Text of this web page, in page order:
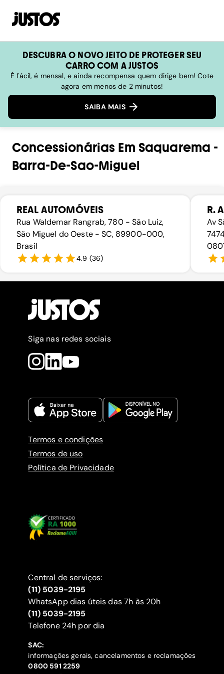
DESCUBRA O NOVO JEITO DE PROTEGER SEU
CARRO COM A JUSTOS
É fácil, é mensal, e ainda recompensa quem dirige bem! Cote
agora em menos de 2 minutos!
SAIBA MAIS
Concessionárias Em Saquarema -
Barra-De-Sao-Miguel
REAL AUTOMÓVEIS
Rua Waldemar Rangrab, 780 - São Luiz,
São Miguel do Oeste - SC, 89900-000,
Brasil
4.9 (36)
R.
Av
Siga nas redes sociais
Termos e condições
Termos de uso
Política de Privacidade
Central de serviços:
(11) 5039-2195
WhatsApp dias úteis das 7h às 20h
(11) 5039-2195
‍Telefone 24h por dia
SAC:
informações gerais, cancelamentos e reclamações
‍0800 591 2259